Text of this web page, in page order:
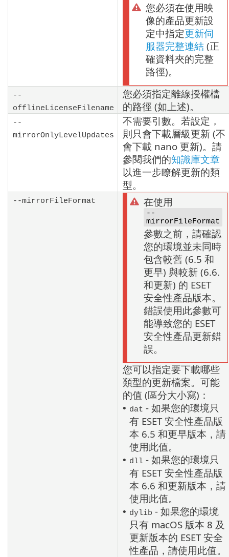
您必須在使用映
像的產品更新設
定中指定更新伺
服器完整連結 (正
確資料夾的完整
路徑)。
--
offlineLicenseFilename
您必須指定離線授權檔
的路徑 (如上述)。
--
mirrorOnlyLevelUpdates
不需要引數。若設定，
則只會下載層級更新 (不
會下載 nano 更新)。請
參閱我們的知識庫文章
以進一步瞭解更新的類
型。
--mirrorFileFormat 在使用
--
mirrorFileFormat
參數之前，請確認
您的環境並未同時
包含較舊 (6.5 和
更早) 與較新 (6.6.
和更新) 的 ESET
安全性產品版本。
錯誤使用此參數可
能導致您的 ESET
安全性產品更新錯
誤。
您可以指定要下載哪些
類型的更新檔案。可能
的值 (區分大小寫)：
• dat - 如果您的環境只
有 ESET 安全性產品版
本 6.5 和更早版本，請
使用此值。
• dll - 如果您的環境只
有 ESET 安全性產品版
本 6.6 和更新版本，請
使用此值。
• dylib - 如果您的環境
只有 macOS 版本 8 及
更新版本的 ESET 安全
性產品，請使用此值。